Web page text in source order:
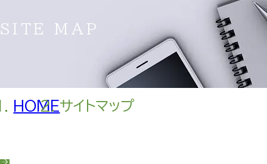
SITE MAP
HOMEサイトマップ